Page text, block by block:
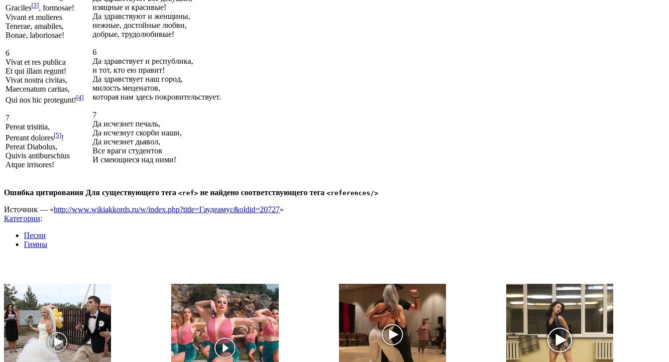
Graciles[3], formosae!
Vivant et mulieres
Tenerae, amabiles,
Bonae, laboriosae!
6
Vivat et res publica
Et qui illam regunt!
Vivat nostra civitas,
Maecenatum caritas,
Qui nos hic protegunt![4]
7
Pereat tristitia,
Pereant dolores[5]!
Pereat Diabolus,
Quivis antiburschius
Atque irrisores!
изящные и красивые!
Да здравствуют и женщины,
нежные, достойные любви,
добрые, трудолюбивые!
6
Да здравствует и республика,
и тот, кто ею правит!
Да здравствует наш город,
милость меценатов,
которая нам здесь покровительствует.
7
Да исчезнет печаль,
Да исчезнут скорби наши,
Да исчезнет дьявол,
Все враги студентов
И смеющиеся над ними!
Ошибка цитирования Для существующего тега <ref> не найдено соответствующего тега <references/>
Источник — «http://www.wikiakkords.ru/w/index.php?title=Гаудеамус&oldid=20727»
Категории:
Песни
Гимны